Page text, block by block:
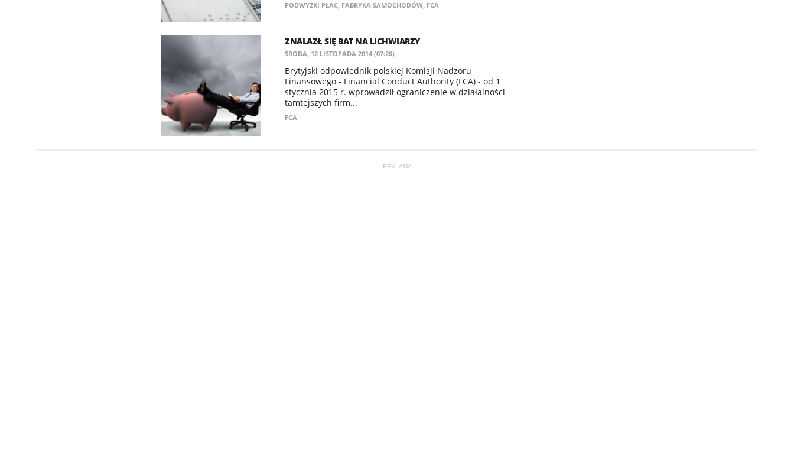
PODWYŻKI PŁAC, FABRYKA SAMOCHODÓW, FCA
ZNALAZŁ SIĘ BAT NA LICHWIARZY
ŚRODA, 12 LISTOPADA 2014 (07:20)
Brytyjski odpowiednik polskiej Komisji Nadzoru
Finansowego - Financial Conduct Authority (FCA) - od 1
stycznia 2015 r. wprowadził ograniczenie w działalności
tamtejszych firm...
FCA
REKLAMA